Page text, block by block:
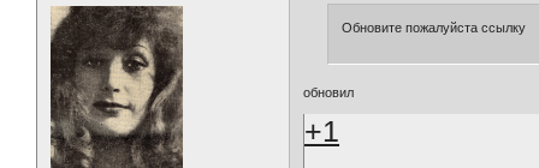
Обновите пожалуйста ссылку
обновил
+1